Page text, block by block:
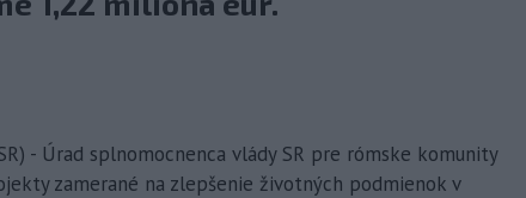
- Úrad splnomocnenca vlády SR pre rómske komunity
zamerané na zlepšenie životných podmienok v